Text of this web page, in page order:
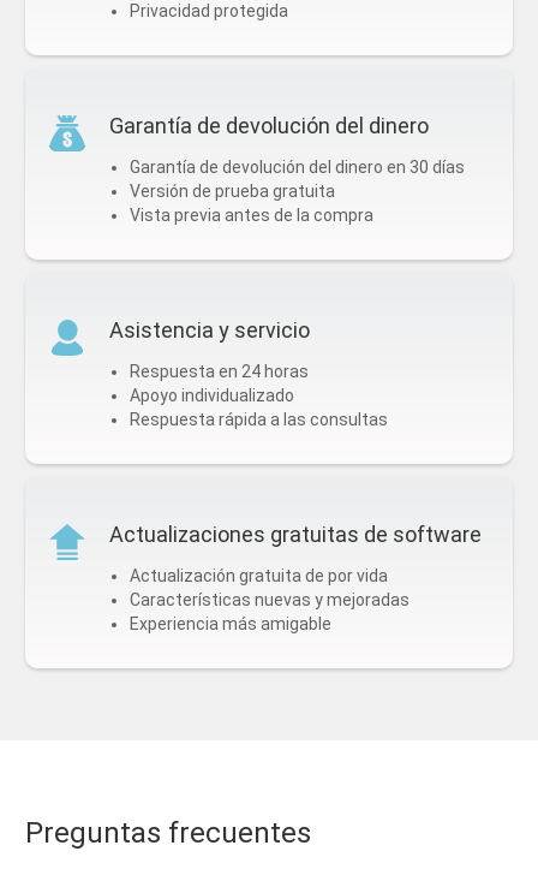
Privacidad protegida
Garantía de devolución del dinero
Garantía de devolución del dinero en 30 días
Versión de prueba gratuita
Vista previa antes de la compra
Asistencia y servicio
Respuesta en 24 horas
Apoyo individualizado
Respuesta rápida a las consultas
Actualizaciones gratuitas de software
Actualización gratuita de por vida
Características nuevas y mejoradas
Experiencia más amigable
Preguntas frecuentes